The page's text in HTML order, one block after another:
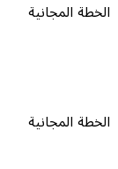
الخطة المجانية
الخطة المجانية